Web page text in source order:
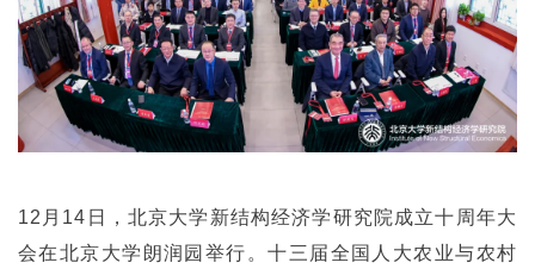
12月14日，北京大学新结构经济学研究院成立十周年大
会在北京大学朗润园举行。十三届全国人大农业与农村